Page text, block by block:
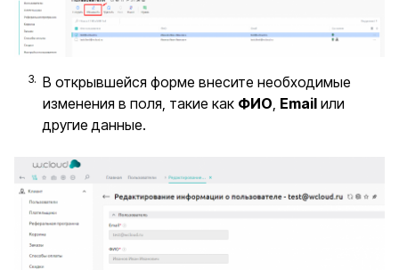
В открывшейся форме внесите необходимые
изменения в поля, такие как ФИО Email или
другие данные.